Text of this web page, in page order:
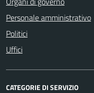
Personale amministrativo
Politici
Uffici
CATEGORIE DI SERVIZIO